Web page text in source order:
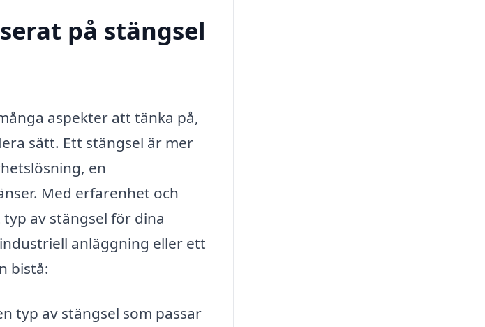
på stängsel
aspekter att tänka på,
sätt. Ett stängsel är mer
en
Med erfarenhet och
av stängsel för dina
anläggning eller ett
bistå:
typ av stängsel som passar